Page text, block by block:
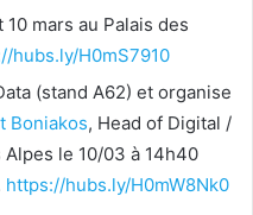
mars au Palais des
hubs.ly/H0mS7910
(stand A62) et organise
Boniakos, Head of Digital /
le 10/03 à 14h40
https://hubs.ly/H0mW8Nk0